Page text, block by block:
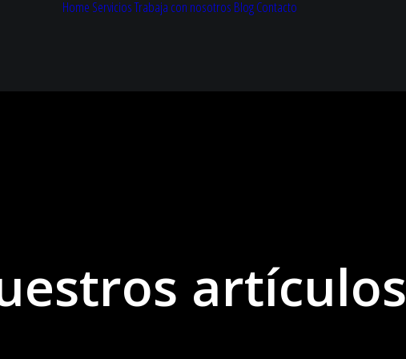
Home ServiciosTrabaja con nosotros BlogContacto
artículos